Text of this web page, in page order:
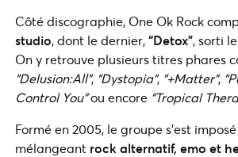
Côté discographie, One Ok Rock
studio, dont le dernier,“Detox”, sorti
On y retrouve plusieurs titres phares
“Delusion:All”, “Dystopia”, “+Matter”,
Control You”ou encore “Tropical
Formé en 2005, le groupe s’est
mélangeant rock alternatif, emo et